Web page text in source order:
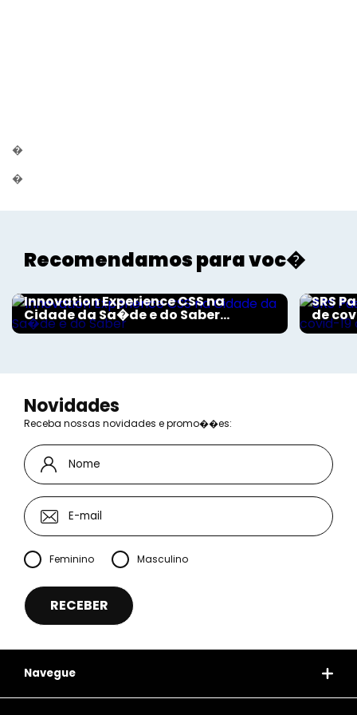
�
�
Recomendamos para voc�
Innovation Experience CSS na
Cidade da Sa�de e do Saber...
SRS
de
Novidades
Receba nossas novidades e promo��es:
Feminino Masculino
Navegue